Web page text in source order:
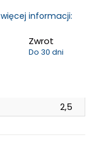
więcej informacji:
Zwrot
Do 30 dni
2,5